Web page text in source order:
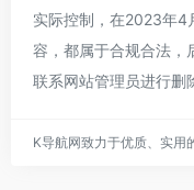
实际控制，在2023年4
容，都属于合规合法，
联系网站管理员进行删
K导航网致力于优质、实用